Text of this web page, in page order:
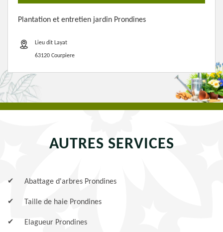
Plantation et entretien jardin Prondines
Lieu dit Layat
63120 Courpiere
AUTRES SERVICES
Abattage d'arbres Prondines
Taille de haie Prondines
Elagueur Prondines